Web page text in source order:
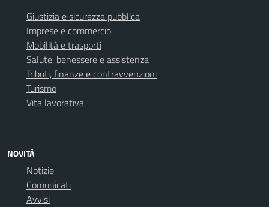
Giustizia e sicurezza pubblica
Imprese e commercio
Mobilità e trasporti
Salute, benessere e assistenza
Tributi, finanze e contravvenzioni
Turismo
Vita lavorativa
NOVITÀ
Notizie
Comunicati
Avvisi